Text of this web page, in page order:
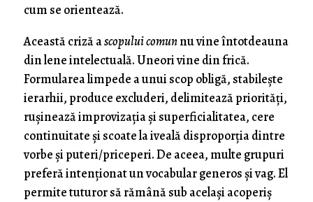
cum se orientează.
Această criză ascopului comunnu vine întotdeauna
din lene intelectuală. Uneori vine din frică.
Formularea limpede a unui scop obligă, stabilește
ierarhii, produce excluderi, delimitează priorități,
rușinează improvizația şi superficialitatea, cere
continuitate și scoate la iveală disproporția dintre
vorbe și puteri/priceperi. De aceea, multe grupuri
preferă intenţionat un vocabular generos și vag. El
permite tuturor să rămână sub același acoperiș